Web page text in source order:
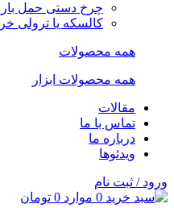
چرخ دستی حمل بار
کالسکه یا ترولی
همه محصولات
همه محصولات ابزار
مقالات
تماس با ما
درباره ما
ویدئوها
ورود / ثبت نام
0 موارد 0 تومان